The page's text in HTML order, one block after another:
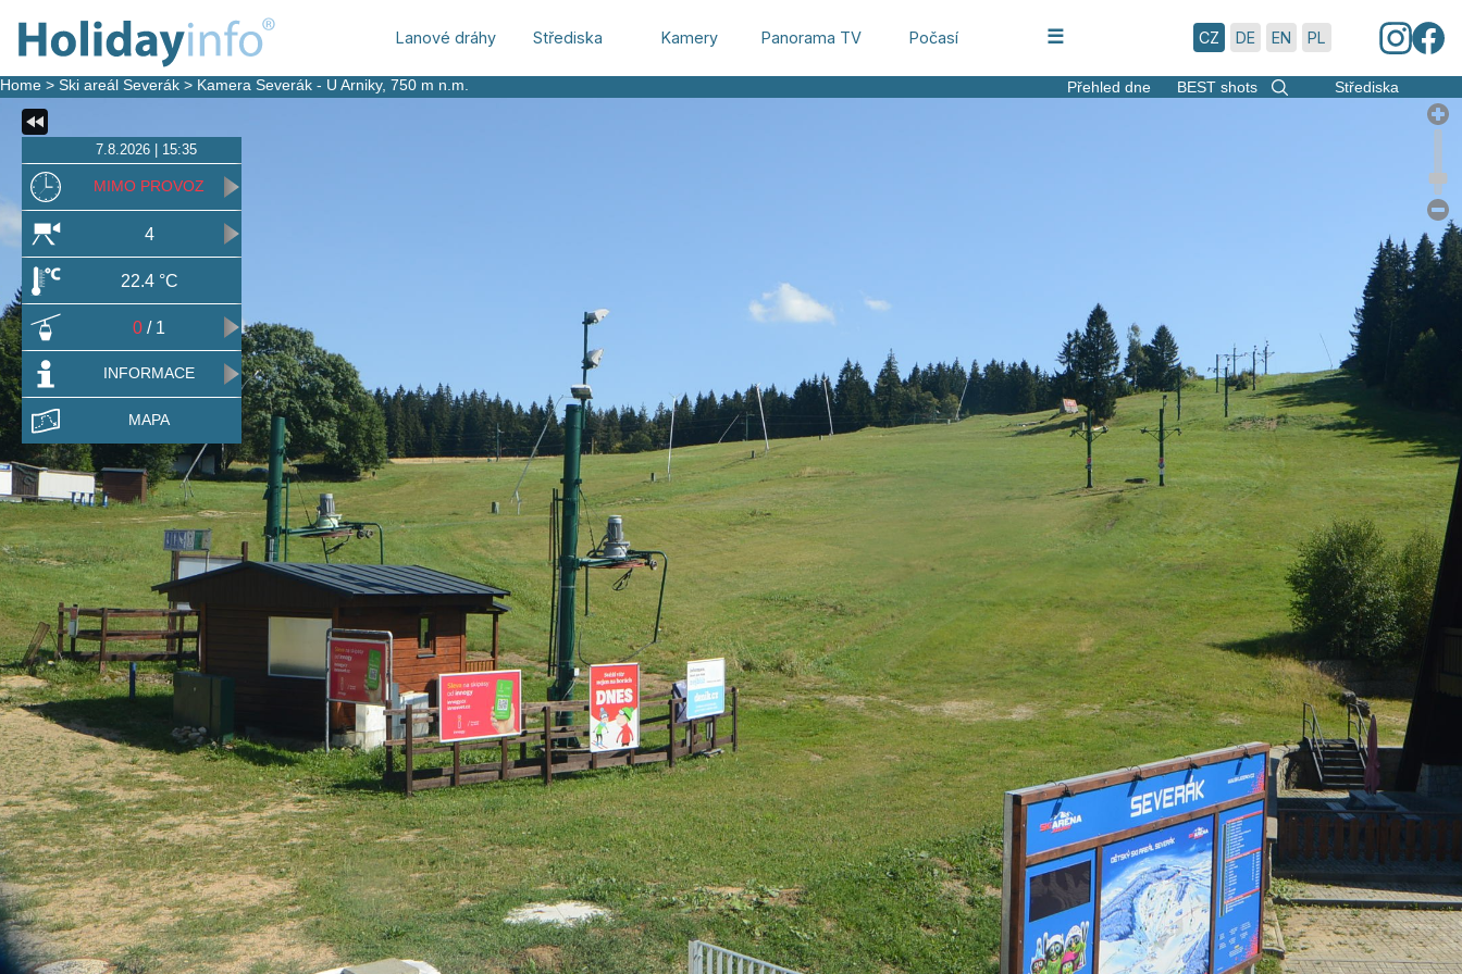
7.8.2026 | 15:35
MIMO PROVOZ
4
22.4 °C
0 / 1
INFORMACE
MAPA
Lanové dráhy Střediska Kamery Panorama TV Počasí ☰ CZ DE EN PL
Home > Ski areál Severák > Kamera Severák - U Arniky, 750 m n.m. Přehled dne BEST shots Střediska